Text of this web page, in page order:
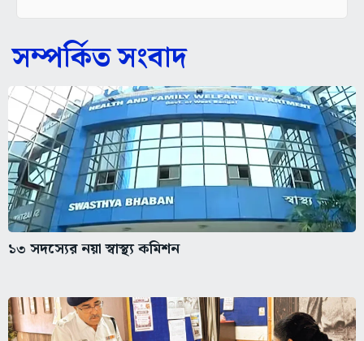
সম্পর্কিত সংবাদ
১৩ সদস্যের নয়া স্বাস্থ্য কমিশন